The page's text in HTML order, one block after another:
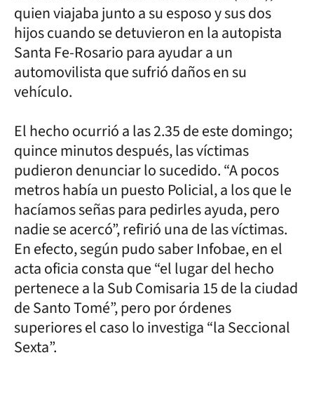
quien viajaba junto a su esposo y sus dos
hijos cuando se detuvieron en la autopista
Santa Fe-Rosario para ayudar a un
automovilista que sufrió daños en su
vehículo.
El hecho ocurrió a las 2.35 de este domingo;
quince minutos después, las víctimas
pudieron denunciar lo sucedido. “A pocos
metros había un puesto Policial, a los que le
hacíamos señas para pedirles ayuda, pero
nadie se acercó”, refirió una de las víctimas.
En efecto, según pudo saber Infobae, en el
acta oficia consta que “el lugar del hecho
pertenece a la Sub Comisaria 15 de la ciudad
de Santo Tomé”, pero por órdenes
superiores el caso lo investiga “la Seccional
Sexta”.